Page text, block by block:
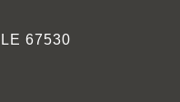
67530